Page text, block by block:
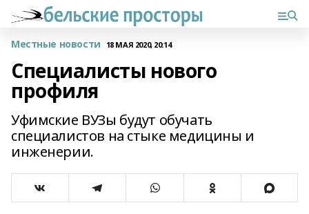
Местные новости 18 МАЯ 2020, 20:14
Специалисты нового
профиля
Уфимские ВУЗы будут обучать
специалистов на стыке медицины и
инженерии.